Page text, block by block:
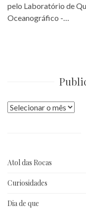
pelo Laboratório de
Oceanográfico -…
Publicações
Atol das Rocas
Curiosidades
Dia de que